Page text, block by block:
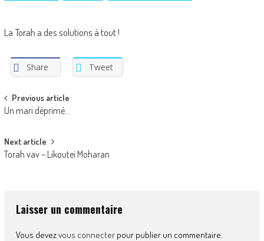
La Torah a des solutions à tout !
Share Tweet
Post
navigation
Previous article
Un mari déprimé…
Next article
Torah vav – Likoutei Moharan
Laisser un commentaire
Vous devezvous connecterpour publier un commentaire.